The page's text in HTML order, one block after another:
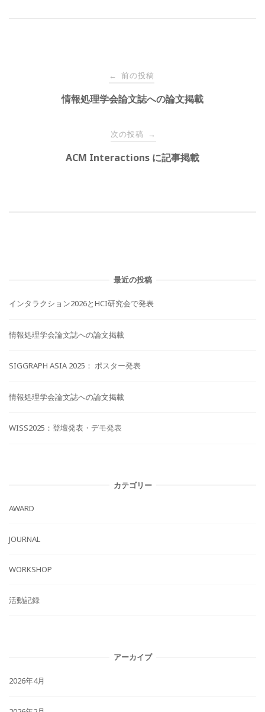
← 前の投稿
情報処理学会論文誌への論文掲載
次の投稿 →
ACM Interactions に記事掲載
最近の投稿
インタラクション2026とHCI研究会で発表
情報処理学会論文誌への論文掲載
SIGGRAPH ASIA 2025： ポスター発表
情報処理学会論文誌への論文掲載
WISS2025：登壇発表・デモ発表
カテゴリー
AWARD
JOURNAL
WORKSHOP
活動記録
アーカイブ
2026年4月